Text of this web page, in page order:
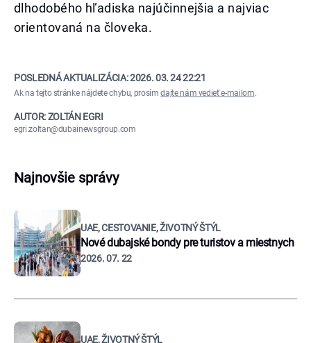
dlhodobého hľadiska najúčinnejšia a najviac
orientovaná na človeka.
POSLEDNÁ AKTUALIZÁCIA:2026. 03. 24 22:21
Ak na tejto stránke nájdete chybu, prosímdajte nám vedieť e-mailom.
AUTOR: ZOLTÁN EGRI
egri.zoltan@dubainewsgroup.com
Najnovšie správy
UAE, CESTOVANIE, ŽIVOTNÝ ŠTÝL
Nové dubajské bondy pre turistov a miestnych
2026. 07. 22
UAE, ŽIVOTNÝ ŠTÝL